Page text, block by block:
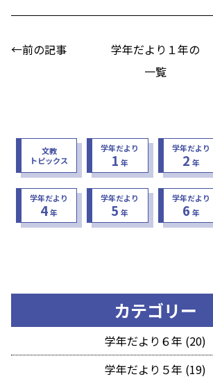
←前の記事
学年だより１年の
一覧
文教
トピックス
学年だより
1 年
学年だより
2 年
学年だより
4年
学年だより
5 年
学年だより
6 年
カテゴリー
学年だより６年 (20)
学年だより５年 (19)